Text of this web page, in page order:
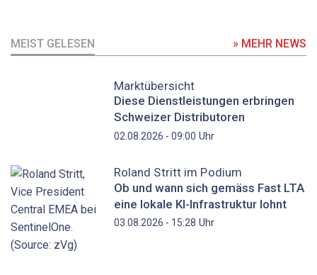
MEIST GELESEN » MEHR NEWS
Marktübersicht
Diese Dienstleistungen erbringen
Schweizer Distributoren
02.08.2026 - 09:00 Uhr
Roland Stritt im Podium
Ob und wann sich gemäss Fast LTA
eine lokale KI-Infrastruktur lohnt
03.08.2026 - 15:28 Uhr